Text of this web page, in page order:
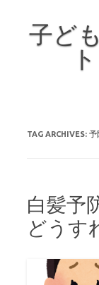
子ど
TAG ARCHIVES: 予
白髪予
どうす